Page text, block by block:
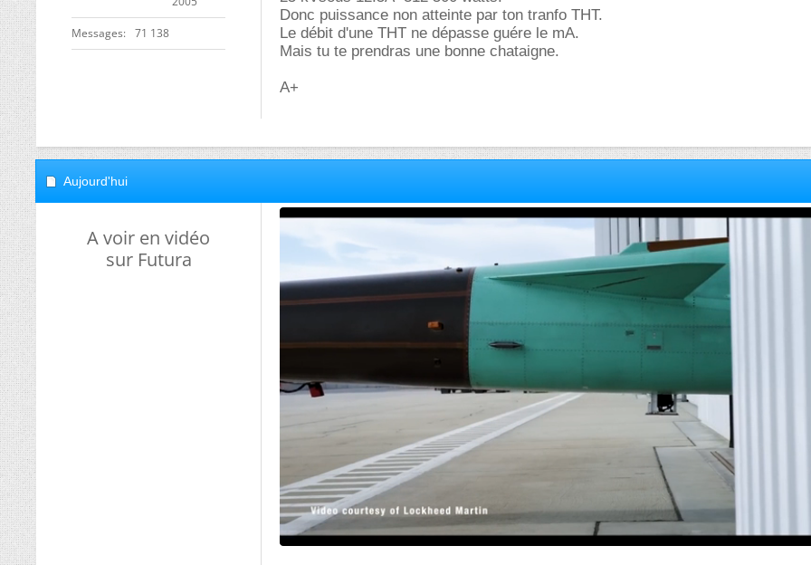
Messages 71 138
Donc puissance non atteinte par ton tranfo THT.
Le débit d'une THT ne dépasse guére le mA.
Mais tu te prendras une bonne chataigne.
A+
Aujourd'hui
A voir en vidéo
sur Futura